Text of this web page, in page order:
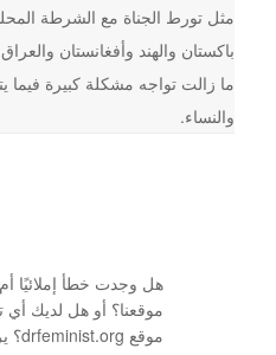
مثل تورط الجناة مع الشرطة
باكستان والهند وأفغانستان
ما زالت تواجه مشكلة كبيرة فيما
والنساء.
هل وجدت خطأ إملائيًا
موقعنا؟ أو هل لديك
موقع drfeminist.org؟ يرجى إعلامنا!